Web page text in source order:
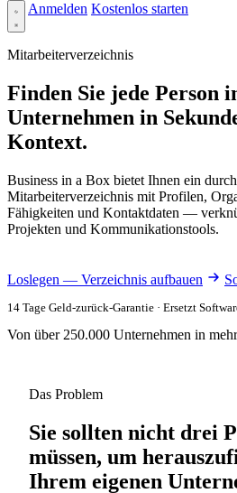
Anmelden Kostenlos starten
Mitarbeiterverzeichnis
Finden Sie jede Person
Unternehmen in
Kontext.
Business in a Box bietet Ihnen ein
Mitarbeiterverzeichnis mit Profilen,
Fähigkeiten und Kontaktdaten —
Projekten und Kommunikationstools.
Loslegen — Verzeichnis aufbauen
14 Tage Geld-zurück-Garantie · Ersetzt
Von über 250.000 Unternehmen in
Das Problem
Sie sollten nicht drei
müssen, um
Ihrem eigenen